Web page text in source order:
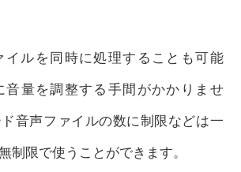
イルを同時に処理することも可能
音量を調整する手間がかかりませ
音声ファイルの数に制限などは一
制限で使うことができます。